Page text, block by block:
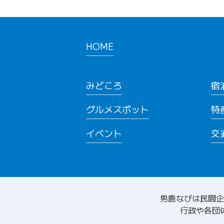
HOME
みどころ
グルメスポット
イベント
宿
特
交
男鹿なびは民間
行政や各団